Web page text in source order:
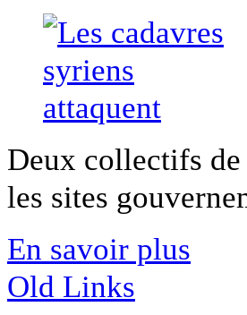
Deux collectifs
les sites
En savoir plus
Old Links